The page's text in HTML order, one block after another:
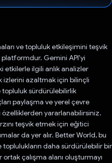
ve topluluk etkileşimini teşvik
Gemini API'yi
ilgili anlık analizler
izlerini azaltmak için bilinçli
topluluk sürdürülebilirlik
paylaşma ve yerel çevre
yararlanabilirsiniz.
teşvik etmek için eğitici
da yer alır. Better World, bu
daha sürdürülebilir bir
çalışma alanı oluşturmayı